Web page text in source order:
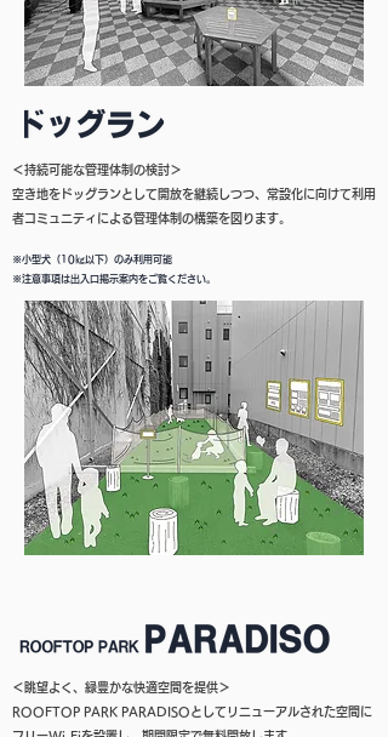
＜持続可能な管理体制の検討＞
空き地をドッグランとして開放を継続しつつ、常設化に向けて利用
者コミュニティによる管理体制の構築を図ります。
※小型犬（10㎏以下）のみ利用可能
※注意事項は出入口掲示案内をご覧ください。
＜眺望よく、緑豊かな快適空間を提供＞
ROOFTOP PARK PARADISOとしてリニューアルされた空間に